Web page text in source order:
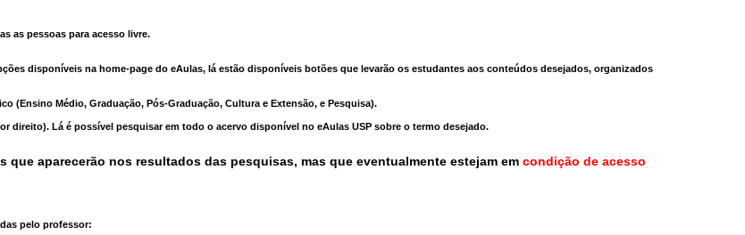
as pessoas para acesso livre.
disponíveis na home-page do eAulas, lá estão disponíveis botões que levarão os estudantes aos conteúdos desejados, organizados
(Ensino Médio, Graduação, Pós-Graduação, Cultura e Extensão, e Pesquisa).
direito). Lá é possível pesquisar em todo o acervo disponível no eAulas USP sobre o termo desejado.
que aparecerão nos resultados das pesquisas, mas que eventualmente estejam em condição de acesso
pelo professor: